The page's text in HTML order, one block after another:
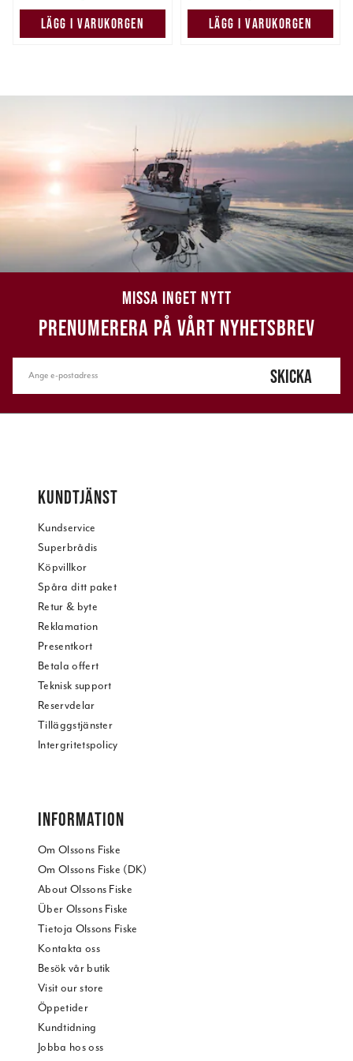
LÄGG I VARUKORGEN LÄGG I VARUKORGEN
MISSA INGET NYTT
PRENUMERERA PÅ VÅRT NYHETSBREV
SKICKA
KUNDTJÄNST
Kundservice
Superbrådis
Köpvillkor
Spåra ditt paket
Retur & byte
Reklamation
Presentkort
Betala offert
Teknisk support
Reservdelar
Tilläggstjänster
Intergritetspolicy
INFORMATION
Om Olssons Fiske
Om Olssons Fiske (DK)
About Olssons Fiske
Über Olssons Fiske
Tietoja Olssons Fiske
Kontakta oss
Besök vår butik
Visit our store
Öppetider
Kundtidning
Jobba hos oss